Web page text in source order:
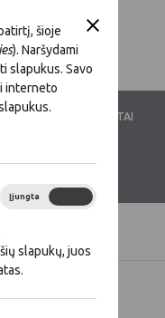
šioje
). Naršydami
slapukus. Savo
interneto
Įjungta
slapukų, juos
DOKUMENTAI